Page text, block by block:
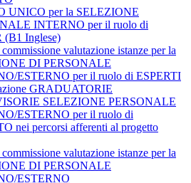
UNICO per la SELEZIONE
INTERNO per il ruolo di
(B1 Inglese)
valutazione istanze per la
DI PERSONALE
ESTERNO per il ruolo di ESPERTI
GRADUATORIE
SELEZIONE PERSONALE
ESTERNO per il ruolo di
nei percorsi afferenti al progetto
valutazione istanze per la
DI PERSONALE
ESTERNO